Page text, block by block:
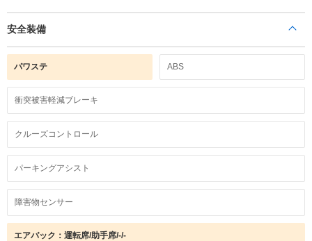
安全装備
パワステ ABS
衝突被害軽減ブレーキ
クルーズコントロール
パーキングアシスト
障害物センサー
エアバック：運転席/助手席/-/-